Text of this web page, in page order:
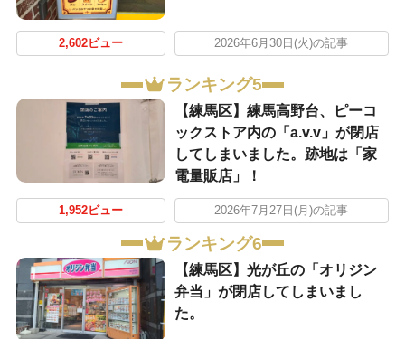
2,602ビュー 2026年6月30日(火)の記事
ランキング5
【練馬区】練馬高野台、ピーコ
ックストア内の「a.v.v」が閉店
してしまいました。跡地は「家
電量販店」！
1,952ビュー 2026年7月27日(月)の記事
ランキング6
【練馬区】光が丘の「オリジン
弁当」が閉店してしまいまし
た。